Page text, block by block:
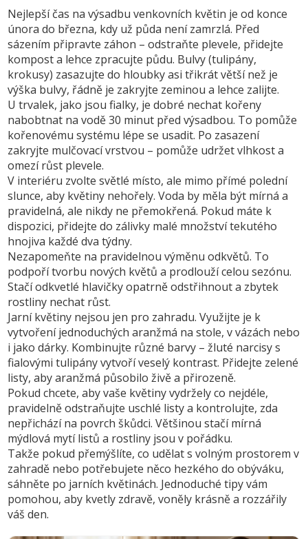
Nejlepší čas na výsadbu venkovních květin je od konce
února do března, kdy už půda není zamrzlá. Před
sázením připravte záhon – odstraňte plevele, přidejte
kompost a lehce zpracujte půdu. Bulvy (tulipány,
krokusy) zasazujte do hloubky asi třikrát větší než je
výška bulvy, řádně je zakryjte zeminou a lehce zalijte.
U trvalek, jako jsou fialky, je dobré nechat kořeny
nabobtnat na vodě 30 minut před výsadbou. To pomůže
kořenovému systému lépe se usadit. Po zasazení
zakryjte mulčovací vrstvou – pomůže udržet vlhkost a
omezí růst plevele.
V interiéru zvolte světlé místo, ale mimo přímé polední
slunce, aby květiny nehořely. Voda by měla být mírná a
pravidelná, ale nikdy ne přemokřená. Pokud máte k
dispozici, přidejte do zálivky malé množství tekutého
hnojiva každé dva týdny.
Nezapomeňte na pravidelnou výměnu odkvětů. To
podpoří tvorbu nových květů a prodlouží celou sezónu.
Stačí odkvetlé hlavičky opatrně odstřihnout a zbytek
rostliny nechat růst.
Jarní květiny nejsou jen pro zahradu. Využijte je k
vytvoření jednoduchých aranžmá na stole, v vázách nebo
i jako dárky. Kombinujte různé barvy – žluté narcisy s
fialovými tulipány vytvoří veselý kontrast. Přidejte zelené
listy, aby aranžmá působilo živě a přirozeně.
Pokud chcete, aby vaše květiny vydržely co nejdéle,
pravidelně odstraňujte uschlé listy a kontrolujte, zda
nepřichází na povrch škůdci. Většinou stačí mírná
mýdlová mytí listů a rostliny jsou v pořádku.
Takže pokud přemýšlíte, co udělat s volným prostorem v
zahradě nebo potřebujete něco hezkého do obýváku,
sáhněte po jarních květinách. Jednoduché tipy vám
pomohou, aby kvetly zdravě, voněly krásně a rozzářily
váš den.